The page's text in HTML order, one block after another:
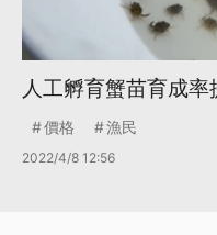
人工孵育蟹苗育成
價格 漁民
2022/4/8 12:56